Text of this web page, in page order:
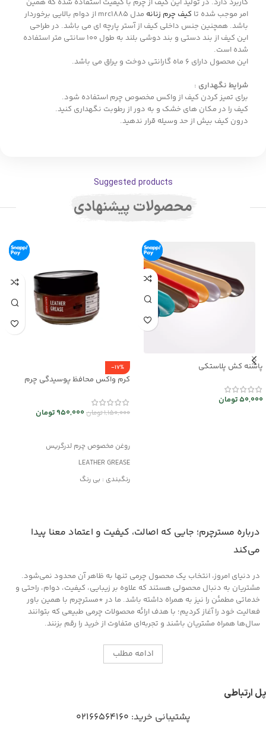
کاربرد دارد. در تولید این کیف از چرم با کیفیت استفاده شده که همین
امر موجب شده تا کیف چرم زنانه
مدل mrc1885 از دوام بالایی برخوردار
باشد. همچنین جنس داخلی کیف از آستر پارچه ای می باشد. در طراحی
این کیف از بند دستی و بند دوشی بلند به طول 100 سانتی متر استفاده
شده است.
این محصول دارای 6 ماه گارانتی دوخت و یراق می باشد.
شرایط نگهداری :
برای تمیز کردن کیف از واکس مخصوص چرم استفاده شود.
کیف را در مکان های خشک و به دور از رطوبت نگهداری کنید.
درون کیف بیش از حد وسیله قرار ندهید.
Suggested products
محصولات پیشنهادی
پاشنه کش پلاستکی
50,000تومان
-17%
کرم واکس محافظ پوسیدگی چرم
1,150,000تومان950,000تومان
روغن مخصوص چرم لدرگریس
LEATHER GREASE
رنگبندی : بی رنگ
درباره مسترچرم؛ جایی که اصالت، کیفیت و اعتماد معنا پیدا
می‌کند
در دنیای امروز، انتخاب یک محصول چرمی تنها به ظاهر آن محدود نمی‌شود.
مشتریان به دنبال محصولی هستند که علاوه بر زیبایی، کیفیت، دوام، راحتی و
خدماتی مطمئن را نیز به همراه داشته باشد. ما در *مسترچرم با همین باور
فعالیت خود را آغاز کردیم؛ با هدف ارائه محصولات چرمی طبیعی که بتوانند
سال‌ها همراه مشتریان باشند و تجربه‌ای متفاوت از خرید را رقم بزنند.
ادامه مطلب
پل ارتباطی
پشتیبانی خرید: 02166564160